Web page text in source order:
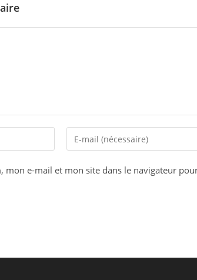
mon e-mail et mon site dans le navigateur